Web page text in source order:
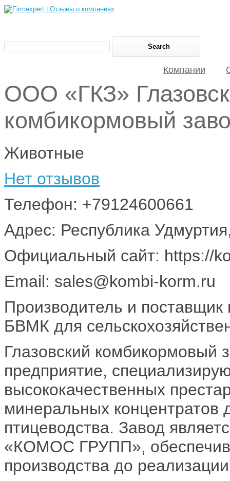
Компании
ООО «ГКЗ»
комбикормовый
Животные
Нет отзывов
Телефон: +79124600661
Адрес: Республика
Официальный сайт: https://
Email: sales@kombi-korm.ru
Производитель и
БВМК для
Глазовский комбикормовый
предприятие,
высококачественных
минеральных концентратов
птицеводства. Завод
«КОМОС ГРУПП»,
производства до